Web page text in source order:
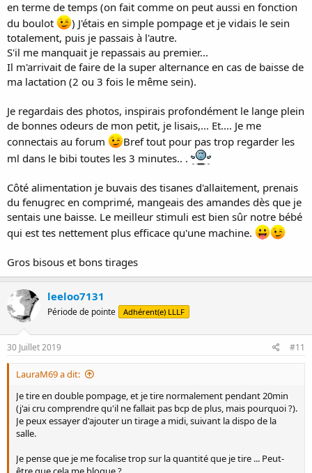
en terme de temps (on fait comme on peut aussi en fonction
du boulot
) J'étais en simple pompage et je vidais le sein
totalement, puis je passais à l'autre.
S'il me manquait je repassais au premier...
Il m'arrivait de faire de la super alternance en cas de baisse de
ma lactation (2 ou 3 fois le même sein).
Je regardais des photos, inspirais profondément le lange plein
de bonnes odeurs de mon petit, je lisais,... Et.... Je me
connectais au forum
Bref tout pour pas trop regarder les
ml dans le bibi toutes les 3 minutes.. .
Côté alimentation je buvais des tisanes d'allaitement, prenais
du fenugrec en comprimé, mangeais des amandes dès que je
sentais une baisse. Le meilleur stimuli est bien sûr notre bébé
qui est tes nettement plus efficace qu'une machine.
Gros bisous et bons tirages
leeloo7131
Période de pointe Adhérent(e) LLLF
30 Juillet 2019 #11
LauraM69 a dit:
Je tire en double pompage, et je tire normalement pendant 20min
(j'ai cru comprendre qu'il ne fallait pas bcp de plus, mais pourquoi ?).
Je peux essayer d'ajouter un tirage a midi, suivant la dispo de la
salle.
Je pense que je me focalise trop sur la quantité que je tire ... Peut-